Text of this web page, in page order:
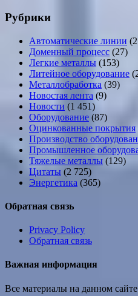
Рубрики
Автоматические линии
Доменный процесс (27)
Легкие металлы (153)
Литейное оборудование
Металлобработка (39)
Новостая лента (9)
Новости (1 451)
Оборудование (87)
Оцинкованные покрытия
Производство
Промышленное
Тяжелые металлы (129)
Цитаты (2 725)
Энергетика (365)
Обратная связь
Privacy Policy
Обратная связь
Важная информация
Все материалы на данном